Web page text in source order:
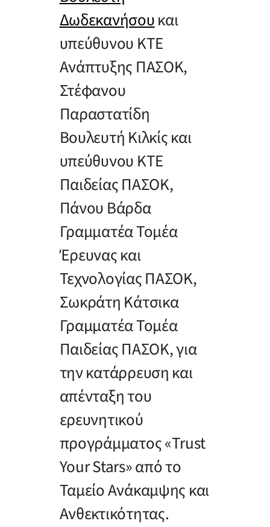
Δωδεκανήσουκαι
υπεύθυνου ΚΤΕ
Ανάπτυξης ΠΑΣΟΚ,
Στέφανου
Παραστατίδη
Βουλευτή Κιλκίς και
υπεύθυνου ΚΤΕ
Παιδείας ΠΑΣΟΚ,
Πάνου Βάρδα
Γραμματέα Τομέα
Έρευνας και
Τεχνολογίας ΠΑΣΟΚ,
Σωκράτη Κάτσικα
Γραμματέα Τομέα
Παιδείας ΠΑΣΟΚ, για
την κατάρρευση και
απένταξη του
ερευνητικού
προγράμματος «Trust
Your Stars» από το
Ταμείο Ανάκαμψης και
Ανθεκτικότητας.